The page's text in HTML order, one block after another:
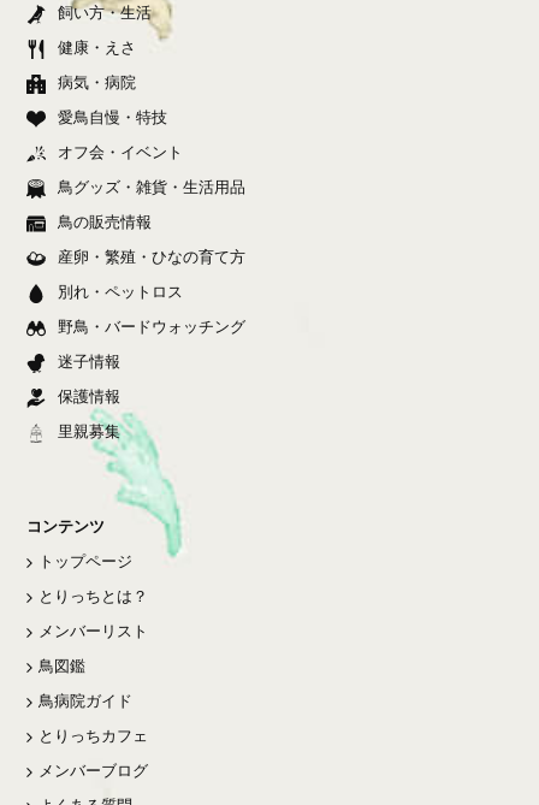
飼い方・生活
健康・えさ
病気・病院
愛鳥自慢・特技
オフ会・イベント
鳥グッズ・雑貨・生活用品
鳥の販売情報
産卵・繁殖・ひなの育て方
別れ・ペットロス
野鳥・バードウォッチング
迷子情報
保護情報
里親募集
コンテンツ
トップページ
とりっちとは？
メンバーリスト
鳥図鑑
鳥病院ガイド
とりっちカフェ
メンバーブログ